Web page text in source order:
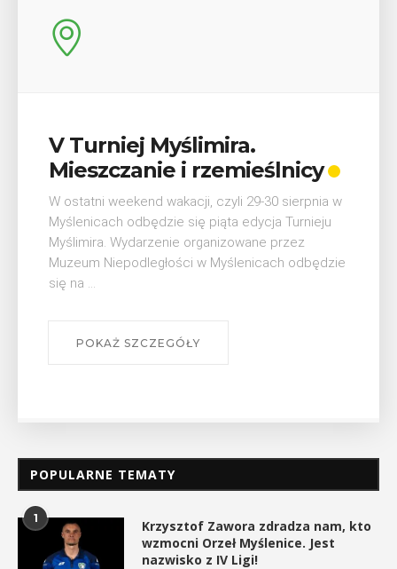
Wykład „Jak zdobyć
odznaki na myślenickich
szlakach?”
W środę 12 sierpnia o godz. 17 w Miejskiej
Bibliotece Publicznej w Myślenicach odbędzie się
wykład Mateusza Murzyna, przewodnika i prezesa
myślenickiego oddziału PTTK Lubomir. ...
POKAŻ SZCZEGÓŁY
POPULARNE TEMATY
1
Krzysztof Zawora zdradza nam, kto
wzmocni Orzeł Myślenice. Jest
nazwisko z IV Ligi!